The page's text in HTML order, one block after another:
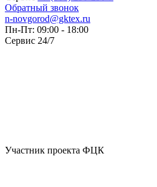
Обратный звонок
n-novgorod@gktex.ru
Пн-Пт: 09:00 - 18:00
Сервис 24/7
Участник проекта ФЦК